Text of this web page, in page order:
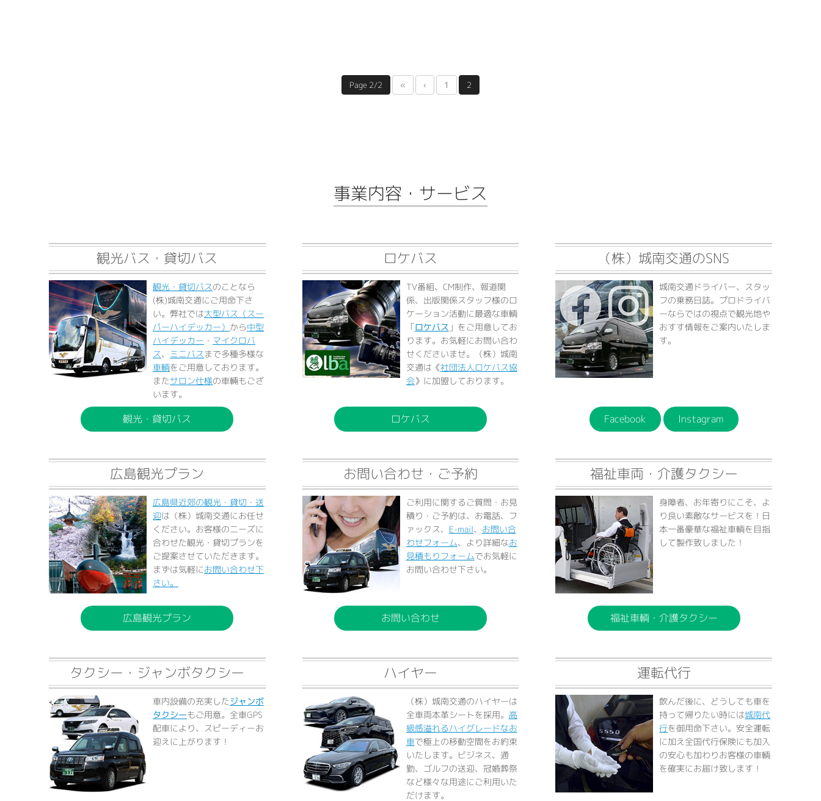
Page 2/2 « ‹ 1 2
事業内容・サービス
観光バス・貸切バス
観光・貸切バスのことなら
(株)城南交通にご用命下さ
い。弊社では大型バス（スー
パーハイデッカー） から中型
ハイデッカー ・ マイクロバ
ス、 ミニバスまで多種多様な
車輌をご用意しております。
またサロン仕様の車輛もござ
います。
観光・貸切バス
ロケバス
TV番組、CM制作、報道関
係、出版関係スタッフ様のロ
ケーション活動に最適な車輌
「ロケバス 」をご用意してお
ります。お気軽にお問い合わ
せくださいませ。（株）城南
交通は《社団法人ロケバス協
会》に加盟しております。
ロケバス
（株）城南交通のSNS
城南交通ドライバー、スタッ
フの乗務日誌。プロドライバ
ーならではの視点で観光地や
おすす情報をご案内いたしま
す。
Facebook Instagram
広島観光プラン
広島県近郊の観光・貸切・送
迎は（株）城南交通にお任せ
ください。お客様のニーズに
合わせた観光・貸切プランを
ご提案させていただきます。
まずは気軽にお問い合わせ下
さい。
広島観光プラン
お問い合わせ・ご予約
ご利用に関するご質問・お見
積り・ご予約は、お電話、フ
ァックス、 E-mail、 お問い合
わせフォーム、より詳細なお
見積もりフォームでお気軽に
お問い合わせ下さい。
お問い合わせ
福祉車両・介護タクシー
身障者、お年寄りにこそ、よ
り良い素敵なサービスを！日
本一番豪華な福祉車輌を目指
して製作致しました！
福祉車輌・介護タクシー
タクシー・ジャンボタクシー
車内設備の充実したジャンボ
タクシーもご用意。全車GPS
配車により、スピーディーお
迎えに上がります！
ハイヤー
（株）城南交通のハイヤーは
全車両本革シートを採用。 高
級感溢れるハイグレードなお
車で極上の移動空間をお約束
いたします。ビジネス、通
勤、ゴルフの送迎、冠婚葬祭
など様々な用途にご利用いた
だけます。
運転代行
飲んだ後に、どうしても車を
持って帰りたい時には城南代
行を御用命下さい。安全運転
に加え全国代行保険にも加入
の安心も加わりお客様の車輌
を確実にお届け致します！